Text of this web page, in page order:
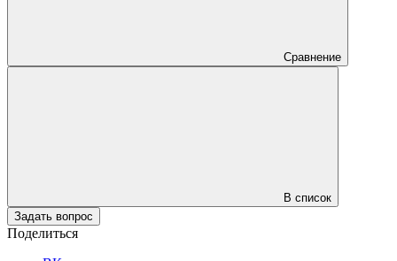
Сравнение
В список
Задать вопрос
Поделиться